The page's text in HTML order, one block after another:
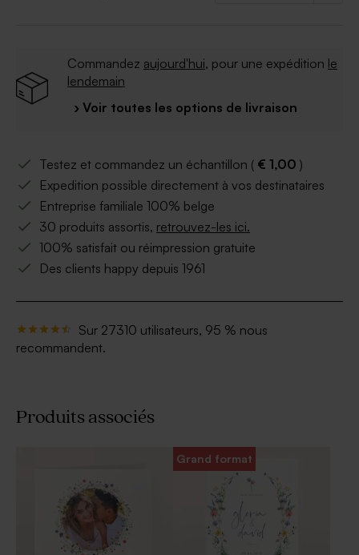
Commandez aujourd'hui, pour une expédition le
lendemain
› Voir toutes les options de livraison
Testez et commandez un échantillon ( € 1,00 )
Expedition possible directement à vos destinataires
Entreprise familiale 100% belge
30 produits assortis, retrouvez-les ici.
100% satisfait ou réimpression gratuite
Des clients happy depuis 1961
Sur 27310 utilisateurs, 95 % nous
recommandent.
Produits associés
Grand format